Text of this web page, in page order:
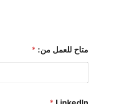
متاح للعمل من: *